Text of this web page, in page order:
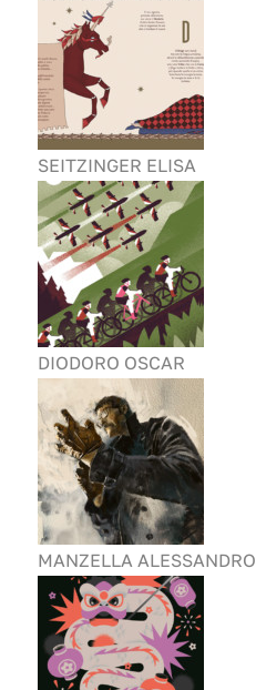
SEITZINGER ELISA
DIODORO OSCAR
MANZELLA ALESSANDRO